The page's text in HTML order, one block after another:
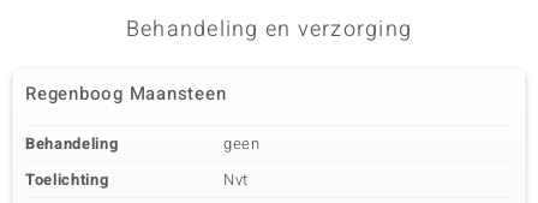
Behandeling en verzorging
Regenboog Maansteen
Behandeling
geen
Toelichting
Nvt